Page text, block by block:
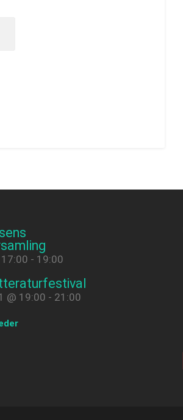
- 19:00
@ 19:00 - 21:00